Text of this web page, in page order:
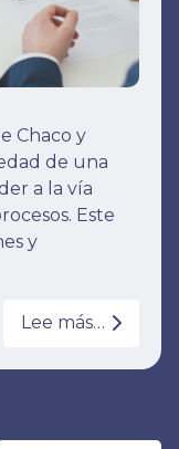
Chaco y
de una
a la vía
Este
y
Lee más…